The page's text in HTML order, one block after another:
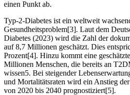
einen Punkt ab.
Typ-2-Diabetes ist ein weltweit
Gesundheitsproblem[3]. Laut dem
Diabetes (2023) wird die Zahl der
auf 8,7 Millionen geschätzt. Dies
Prozent[4]. Hinzu kommt eine
Millionen Menschen, die bereits an
wissen5. Bei steigender
und Mortalitätsraten wird ein Anstieg
von 2020 bis 2040 prognostiziert[5].